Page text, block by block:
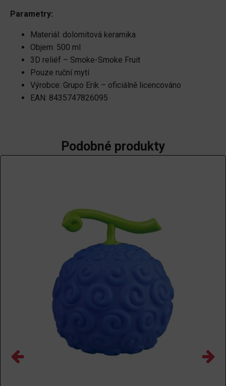
Parametry:
Materiál: dolomitová keramika
Objem: 500 ml
3D reliéf – Smoke-Smoke Fruit
Pouze ruční mytí
Výrobce: Grupo Erik – oficiálně licencováno
EAN: 8435747826095
Podobné produkty